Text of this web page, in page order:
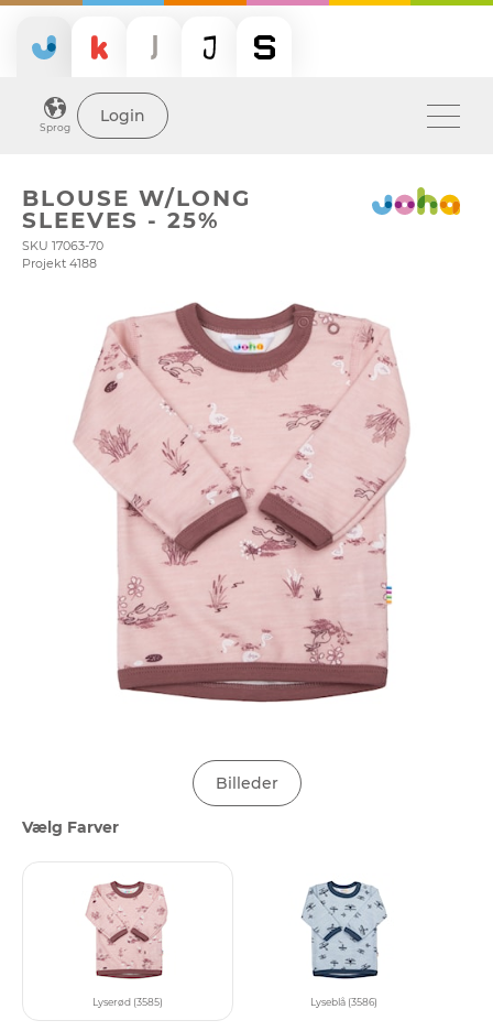
Sprog
Login
BLOUSE W/LONG
SLEEVES - 25%
SKU 17063-70
Projekt 4188
Billeder
Vælg Farver
Lyserød (3585) Lyseblå (3586)